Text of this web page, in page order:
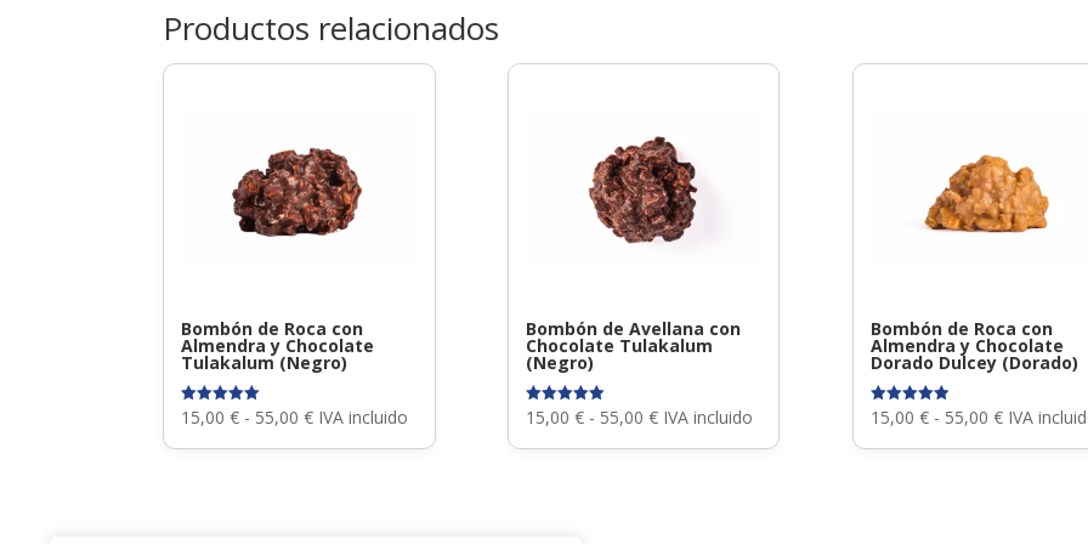
Productos relacionados
Bombón de Roca con
Almendra y Chocolate
Tulakalum (Negro)
Valorado
con
15,00€ - 55,00€Rango
de
IVA incluido
Bombón de Avellana con
Chocolate Tulakalum
(Negro)
Valorado
con
15,00 € - 55,00 €Rango
de
IVA incluido
Bombón de Roca con
Almendra y Chocolate
Dorado Dulcey (Dorado)
Valorado
con
15,00 € - 55,00 €Rango
de
IVA